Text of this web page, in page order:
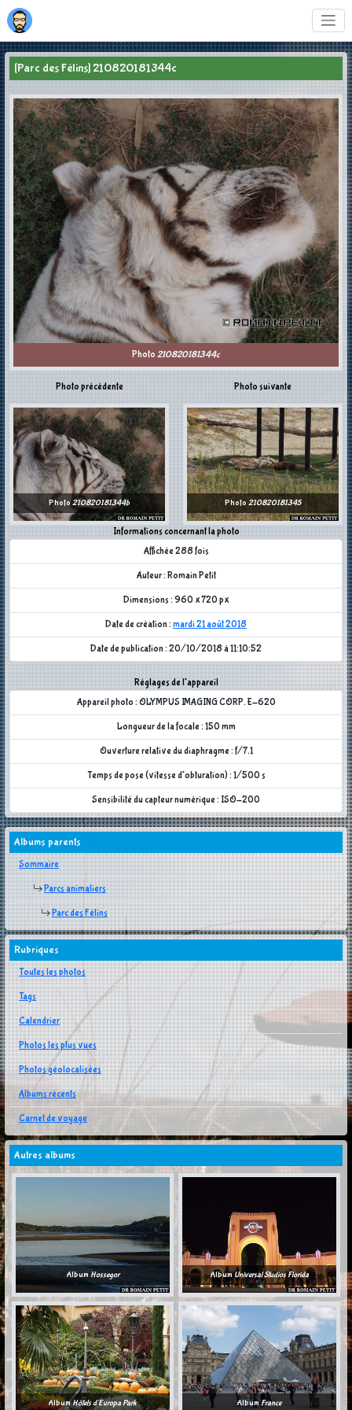
[Parc des Félins] 210820181344c
Photo 210820181344c
Photo précédente
Photo 210820181344b
Informations concernant la photo
Affichée 288 fois
Auteur : Romain Petit
Dimensions : 960 x 720 px
Date de création : mardi 21 août 2018
Date de publication : 20/10/2018 à 11:10:52
Réglages de l'appareil
Appareil photo : OLYMPUS IMAGING CORP. E-620
Longueur de la focale : 150 mm
Ouverture relative du diaphragme : f/7.1
Temps de pose (vitesse d'obturation) : 1/500 s
Sensibilité du capteur numérique : ISO-200
Photo suivante
Photo 210820181345
Albums parents
Sommaire
Parcs animaliers
Parc des Félins
Rubriques
Toutes les photos
Tags
Calendrier
Photos les plus vues
Photos géolocalisées
Albums récents
Carnet de voyage
Autres albums
Album Hossegor AlbumUniversal Studios Florida
AlbumHôtels d'Europa Park AlbumFrance